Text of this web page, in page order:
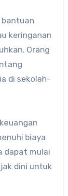
bantuan
keringanan
Orang
di sekolah-
biaya
dapat mulai
dini untuk